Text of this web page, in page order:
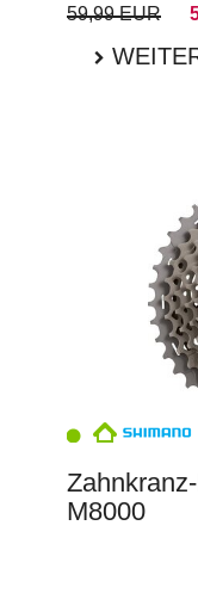
59,99 EUR
M8000